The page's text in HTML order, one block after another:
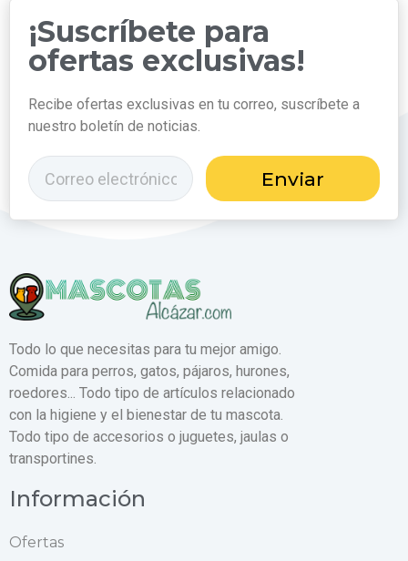
¡Suscríbete para
ofertas exclusivas!
Recibe ofertas exclusivas en tu correo, suscríbete a
nuestro boletín de noticias.
Enviar
Todo lo que necesitas para tu mejor amigo.
Comida para perros, gatos, pájaros, hurones,
roedores... Todo tipo de artículos relacionado
con la higiene y el bienestar de tu mascota.
Todo tipo de accesorios o juguetes, jaulas o
transportines.
Información
Ofertas